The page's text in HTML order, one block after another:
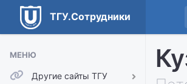
ТГУ.Сотрудники
МЕНЮ
Другие сайты ТГУ